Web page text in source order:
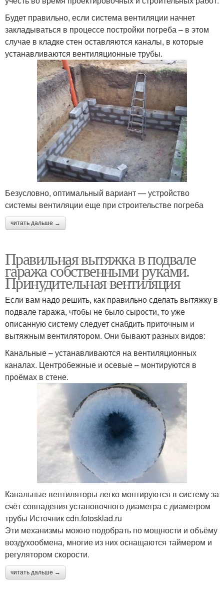
Будет правильно, если система вентиляции начнет
закладываться в процессе постройки погреба – в этом
случае в кладке стен оставляются каналы, в которые
устанавливаются вентиляционные трубы.
Безусловно, оптимальный вариант — устройство
системы вентиляции еще при строительстве погреба
читать дальше →
Правильная вытяжка в подвале
гаража собственными руками.
Принудительная вентиляция
Если вам надо решить, как правильно сделать вытяжку в
подвале гаража, чтобы не было сырости, то уже
описанную систему следует снабдить приточным и
вытяжным вентилятором. Они бывают разных видов:
Канальные – устанавливаются на вентиляционных
каналах. Центробежные и осевые – монтируются в
проёмах в стене.
Канальные вентиляторы легко монтируются в систему за
счёт совпадения установочного диаметра с диаметром
трубы Источник cdn.fotosklad.ru
Эти механизмы можно подобрать по мощности и объёму
воздухообмена, многие из них оснащаются таймером и
регулятором скорости.
читать дальше →